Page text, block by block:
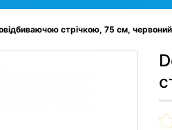
стрічкою, 75 см, червоний